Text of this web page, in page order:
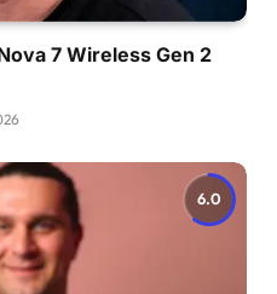
7 Wireless Gen 2
6.0